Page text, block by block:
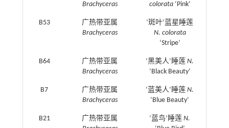
Brachyceras
colorata‘Pink’
B53
广热带亚属
Brachyceras
‘斑叶’蓝星睡莲
N. colorata
‘Stripe’
B64
广热带亚属
Brachyceras
‘黑美人’睡莲N.
‘Black Beauty’
B7
广热带亚属
Brachyceras
‘蓝美人’睡莲N.
‘Blue Beauty’
B21
广热带亚属
‘蓝鸟’睡莲N.